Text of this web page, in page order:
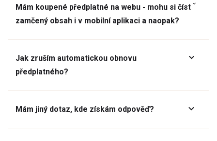
Mám koupené předplatné na webu - mohu si číst
zamčený obsah i v mobilní aplikaci a naopak?
Jak zruším automatickou obnovu
předplatného?
Mám jiný dotaz, kde získám odpověď?